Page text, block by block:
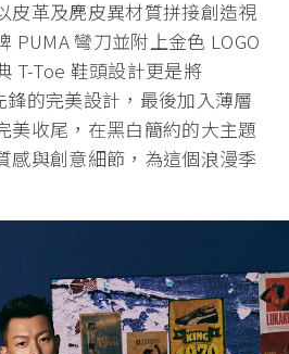
皮革及麂皮異材質拼接創造視
PUMA 彎刀並附上金色 LOGO
T-Toe 鞋頭設計更是將
鋒的完美設計，最後加入薄層
美收尾，在黑白簡約的大主題
感與創意細節，為這個浪漫季